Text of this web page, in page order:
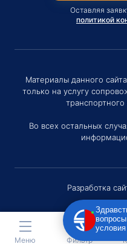
Оставляя
политикой
Материалы данного
только на услугу
Во всех остальных
Разработка
Меню Фильтр
задать